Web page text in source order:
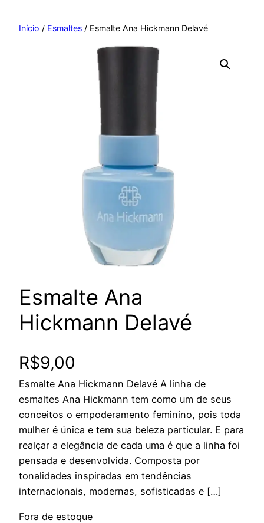
paraInício / Esmaltes / Esmalte Ana Hickmann Delavé
Esmalte Ana
Hickmann Delavé
R$9,00
Esmalte Ana Hickmann Delavé A linha de
esmaltes Ana Hickmann tem como um de seus
conceitos o empoderamento feminino, pois toda
mulher é única e tem sua beleza particular. E para
realçar a elegância de cada uma é que a linha foi
pensada e desenvolvida. Composta por
tonalidades inspiradas em tendências
internacionais, modernas, sofisticadas e […]
Fora de estoque